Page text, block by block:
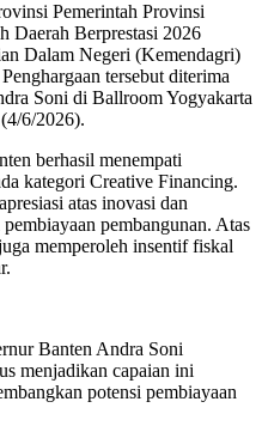
Pemerintah Provinsi
Daerah Berprestasi 2026
Dalam Negeri (Kemendagri)
tersebut diterima
Soni di Ballroom Yogyakarta
6/2026).
berhasil menempati
kategori Creative Financing.
atas inovasi dan
pembangunan. Atas
memperoleh insentif fiskal
Banten Andra Soni
menjadikan capaian ini
potensi pembiayaan